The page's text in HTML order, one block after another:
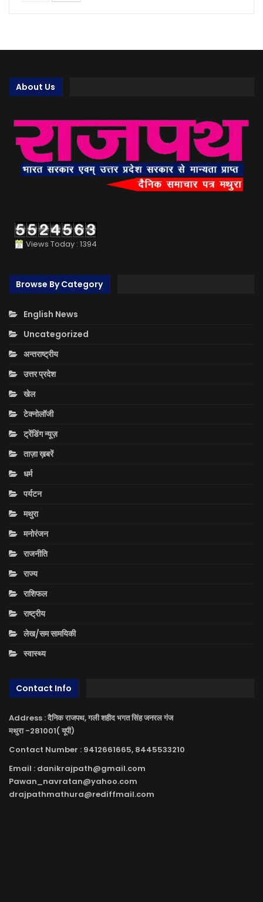
About Us
Views Today : 1394
Browse By Category
English News
Uncategorized
अन्तराष्ट्रीय
उत्तर प्रदेश
खेल
टेक्नोलॉजी
ट्रेंडिंग न्यूज़
ताज़ा ख़बरें
धर्म
पर्यटन
मथुरा
मनोरंजन
राजनीति
राज्य
राशिफल
राष्ट्रीय
लेख/सम सामयिकी
स्वास्थ्य
Contact Info
Address : दैनिक राजपथ, गली शहीद भगत सिंह जनरल गंज
मथुरा -281001( यूपी)
Contact Number : 9412661665, 8445533210
Email : danikrajpath@gmail.com
Pawan_navratan@yahoo.com
drajpathmathura@rediffmail.com